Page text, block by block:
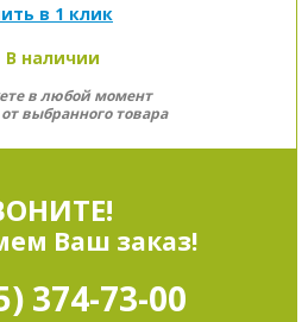
в 1 клик
В наличии
в любой момент
от выбранного товара
Ваш заказ!
374-73-00